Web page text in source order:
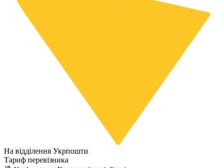
На відділення Укрпошти
Тариф перевізника